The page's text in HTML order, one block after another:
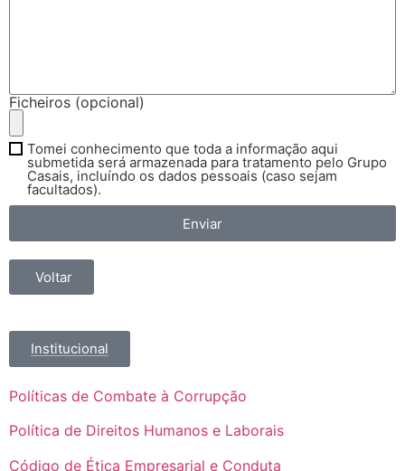
Ficheiros (opcional)
Tomei conhecimento que toda a informação aqui
submetida será armazenada para tratamento pelo Grupo
Casais, incluíndo os dados pessoais (caso sejam
facultados).
Enviar
Voltar
Institucional
Políticas de Combate à Corrupção
Política de Direitos Humanos e Laborais
Código de Ética Empresarial e Conduta